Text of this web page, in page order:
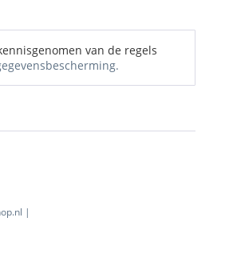
van de regels
|